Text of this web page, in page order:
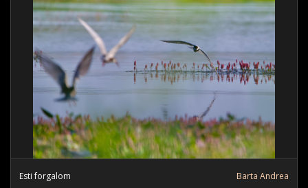
Esti forgalom
Barta Andrea